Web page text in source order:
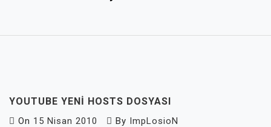
YOUTUBE YENI HOSTS DOSYASI
On 15 Nisan 2010 By ImpLosioN